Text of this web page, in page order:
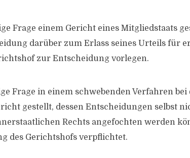
Frage einem Gericht eines Mitgliedstaats
darüber zum Erlass seines Urteils für
zur Entscheidung vorlegen.
Frage in einem schwebenden Verfahren bei
gestellt, dessen Entscheidungen selbst
Rechts angefochten werden
des Gerichtshofs verpflichtet.